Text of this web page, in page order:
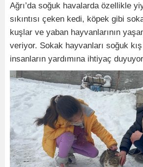
Ağrı’da soğuk havalarda özellikle
sıkıntısı çeken kedi, köpek gibi
kuşlar ve yaban hayvanlarının
veriyor. Sokak hayvanları soğuk
insanların yardımına ihtiyaç